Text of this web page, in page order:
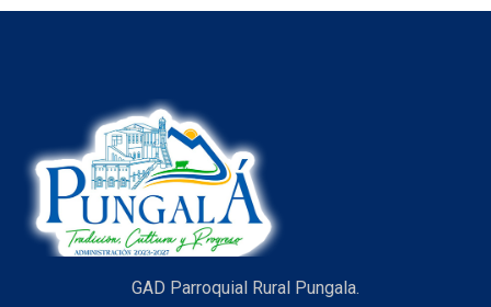
GAD Parroquial Rural Pungala.